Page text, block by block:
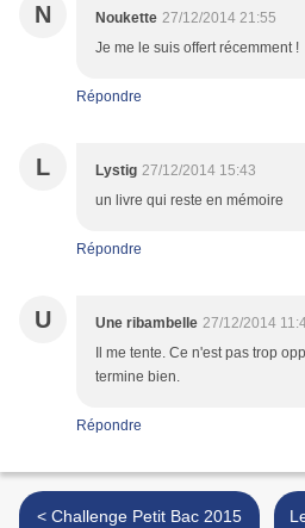
N Noukette 27/12/2014 21:55
Je me le suis offert récemment !
Répondre
L Lystig 27/12/2014 15:43
un livre qui reste en mémoire
Répondre
U Une ribambelle 27/12/2014
Il me tente. Ce n'est pas trop
termine bien.
Répondre
< Challenge Petit Bac 2015